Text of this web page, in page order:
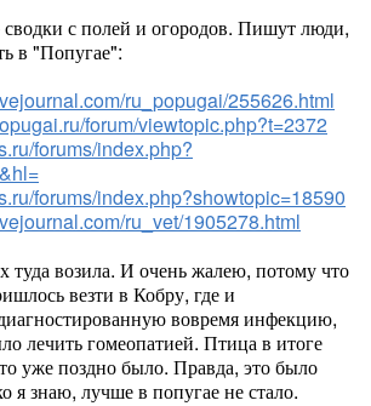
с полей и огородов. Пишут люди,
в "Попугае":
ru_popugai/255626.html
forum/viewtopic.php?t=2372
forums/index.php?
forums/index.php?showtopic=18590
ru_vet/1905278.html
туда возила. И очень жалею, потому что
везти в Кобру, где и
вовремя инфекцию,
лечить гомеопатией. Птица в итоге
уже поздно было. Правда, это было
я знаю, лучше в попугае не стало.